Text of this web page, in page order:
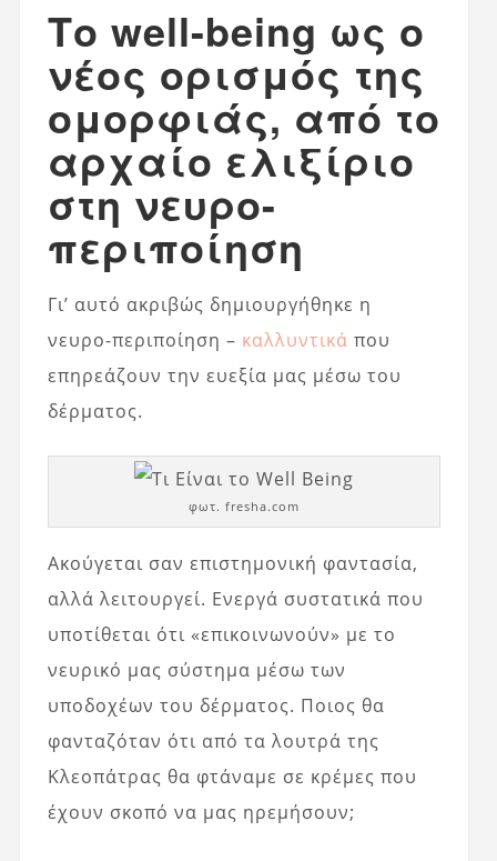
Το well-being ως ο
νέος ορισμός της
ομορφιάς, από το
αρχαίο ελιξίριο
στη νευρο-
περιποίηση
Γι’ αυτό ακριβώς δημιουργήθηκε η
νευρο-περιποίηση – καλλυντικά που
επηρεάζουν την ευεξία μας μέσω του
δέρματος.
φωτ. fresha.com
Ακούγεται σαν επιστημονική φαντασία,
αλλά λειτουργεί. Ενεργά συστατικά που
υποτίθεται ότι «επικοινωνούν» με το
νευρικό μας σύστημα μέσω των
υποδοχέων του δέρματος. Ποιος θα
φανταζόταν ότι από τα λουτρά της
Κλεοπάτρας θα φτάναμε σε κρέμες που
έχουν σκοπό να μας ηρεμήσουν;